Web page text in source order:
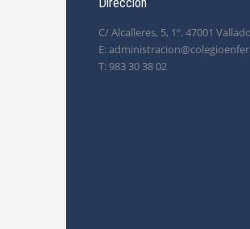
C/ Alcalleres, 5, 1º. 47001
E:
T: 983 30 38 02